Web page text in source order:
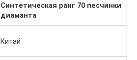
Синтетическая ранг 70 песчинки
диаманта
Китай